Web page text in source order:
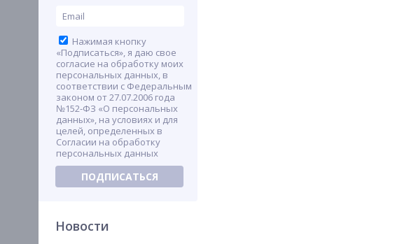
Нажимая кнопку
«Подписаться», я даю свое
согласие на обработку моих
персональных данных, в
соответствии с Федеральным
законом от 27.07.2006 года
№152-ФЗ «О персональных
данных», на условиях и для
целей, определенных в
Согласии на обработку
персональных данных
ПОДПИСАТЬСЯ
Новости